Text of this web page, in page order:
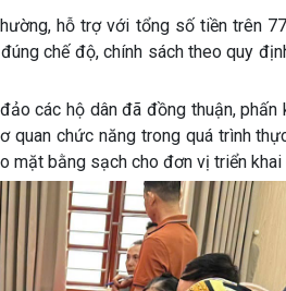
hỗ trợ với tổng số tiền trên
chế độ, chính sách theo quy
các hộ dân đã đồng thuận,
chức năng trong quá trình
mặt bằng sạch cho đơn vị triển khai